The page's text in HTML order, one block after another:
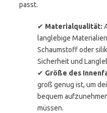
passt.
✔ Materialqualität:
langlebige
Schaumstoff oder
Sicherheit und
✔ Größe des
groß genug ist, um
bequem
müssen.